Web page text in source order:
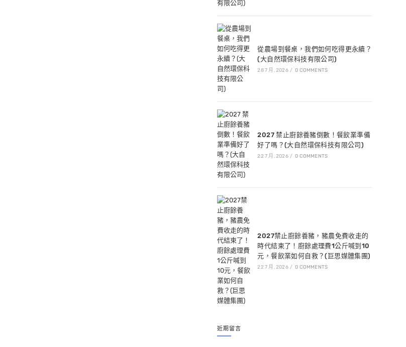
從農場到餐桌，我們如何吃得更永續？
(大自然環保科技有限公司)
28 7 月, 2026 / 0 COMMENTS
2027 禁止廚餘養豬倒數！餐飲業準備
好了嗎？(大自然環保科技有限公司)
22 7 月, 2026 / 0 COMMENTS
2027禁止廚餘養豬，豬農免費收走的
時代結束了！廚餘處理費1公斤喊到10
元，餐飲業如何自救？(巨思媒體集團)
22 7 月, 2026 / 0 COMMENTS
近期留言